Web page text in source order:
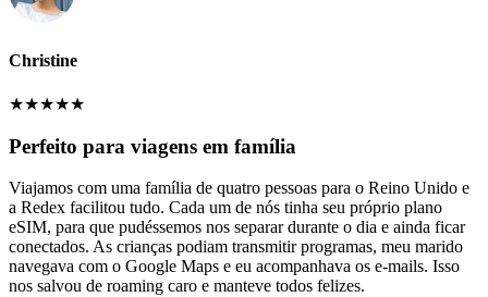
Christine
★★★★★
Perfeito para viagens em família
Viajamos com uma família de quatro pessoas para o Reino Unido e
a Redex facilitou tudo. Cada um de nós tinha seu próprio plano
eSIM, para que pudéssemos nos separar durante o dia e ainda ficar
conectados. As crianças podiam transmitir programas, meu marido
navegava com o Google Maps e eu acompanhava os e-mails. Isso
nos salvou de roaming caro e manteve todos felizes.